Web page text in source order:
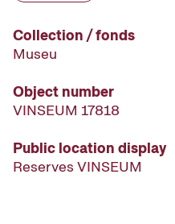
Collection / fonds
Museu
Object number
VINSEUM 17818
Public location display
Reserves VINSEUM